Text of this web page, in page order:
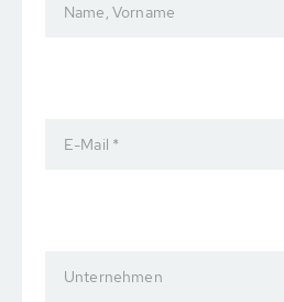
Name, Vorname
E-Mail *
Unternehmen